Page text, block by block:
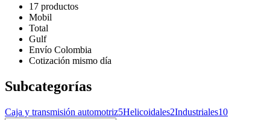
17 productos
Mobil
Total
Gulf
Envío Colombia
Cotización mismo día
Subcategorías
Caja y transmisión automotriz5Helicoidales2Industriales10